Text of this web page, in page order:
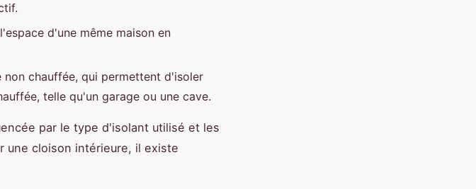
d'une même maison en
non chauffée, qui permettent d'isoler
telle qu'un garage ou une cave.
par le type d'isolant utilisé et les
une cloison intérieure, il existe